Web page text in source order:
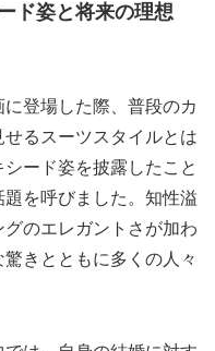
ド姿と将来の理想
登場した際、普段のカ
るスーツスタイルとは
ード姿を披露したこと
を呼びました。知性溢
のエレガントさが加わ
きとともに多くの人々